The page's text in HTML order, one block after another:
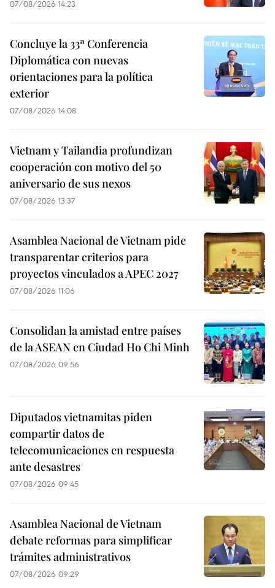
07/08/2026 14:23
Concluye la 33ª Conferencia
Diplomática con nuevas
orientaciones para la política
exterior
07/08/2026 14:08
Vietnam y Tailandia profundizan
cooperación con motivo del 50
aniversario de sus nexos
07/08/2026 13:37
Asamblea Nacional de Vietnam pide
transparentar criterios para
proyectos vinculados a APEC 2027
07/08/2026 11:06
Consolidan la amistad entre países
de la ASEAN en Ciudad Ho Chi Minh
07/08/2026 09:56
Diputados vietnamitas piden
compartir datos de
telecomunicaciones en respuesta
ante desastres
07/08/2026 09:45
Asamblea Nacional de Vietnam
debate reformas para simplificar
trámites administrativos
07/08/2026 09:29